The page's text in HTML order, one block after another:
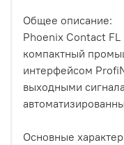
Общее описание:
Phoenix Contact FL
компактный
интерфейсом
выходными
Основные